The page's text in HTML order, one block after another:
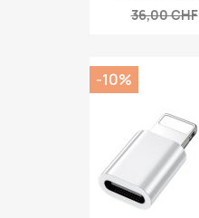
36,00 CHF
-10%